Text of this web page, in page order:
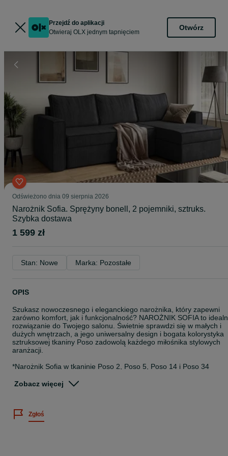
Przejdź do aplikacji
Otwieraj OLX jednym tapnięciem
Otwórz
Odświeżono dnia 09 sierpnia 2026
Narożnik Sofia. Sprężyny bonell, 2 pojemniki, sztruks.
Szybka dostawa
1 599 zł
Stan: Nowe Marka: Pozostałe
OPIS
Szukasz nowoczesnego i eleganckiego narożnika, który zapewni
zarówno komfort, jak i funkcjonalność? NAROŻNIK SOFIA to
rozwiązanie do Twojego salonu. Świetnie sprawdzi się w małych i
dużych wnętrzach, a jego uniwersalny design i bogata kolorystyka
sztruksowej tkaniny Poso zadowolą każdego miłośnika stylowych
aranżacji.
*Narożnik Sofia w tkaninie Poso 2, Poso 5, Poso 14 i Poso 34
Narożnik Sofia występuje w 12 kolorach z tkaniny Poso (sztruks):
Zobacz więcej
Zgłoś